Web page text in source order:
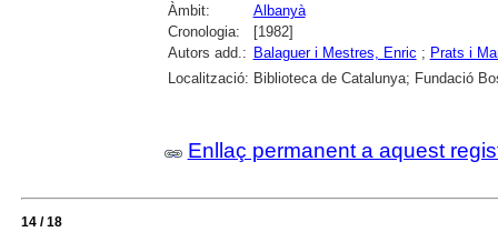
Àmbit:
Albanyà
Cronologia:
[1982]
Autors add.: Balaguer i Mestres, Enric ; Prats i
Localització: Biblioteca de Catalunya; Fundació
Enllaç permanent a aquest
14 / 18